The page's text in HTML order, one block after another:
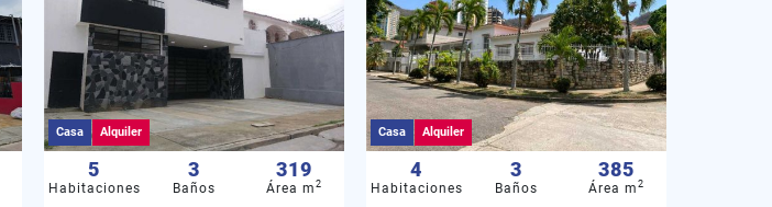
Casa Alquiler
5
Habitaciones
3
Baños
319
Área m 2
Casa Alquiler
4
Habitaciones
3
Baños
385
Área m 2